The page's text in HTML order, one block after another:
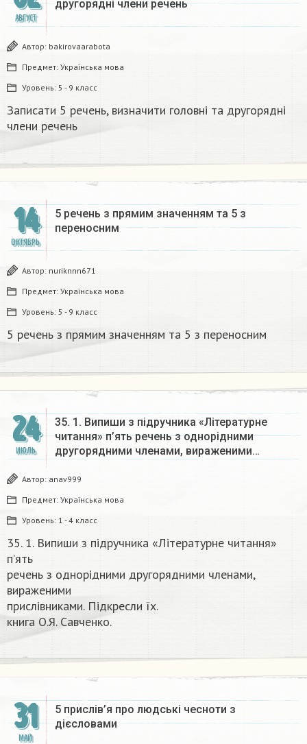
АВГУСТ
другорядні члени речень
Автор: bakirovaarabota
Предмет: Українська мова
Уровень: 5 - 9 класс
Записати 5 речень, визначити головні та другорядні
члени речень
14
ОКТЯБРЬ
5 речень з прямим значенням та 5 з
переносним
Автор: nuriknnn671
Предмет: Українська мова
Уровень: 5 - 9 класс
5 речень з прямим значенням та 5 з переносним
24
ИЮЛЬ
35. 1. Випиши з підручника «Літературне
читання» п’ять речень з однорідними
другорядними членами, вираженими…
Автор: anav999
Предмет: Українська мова
Уровень: 1 - 4 класс
35. 1. Випиши з підручника «Літературне читання»
п’ять
речень з однорідними другорядними членами,
вираженими
прислівниками. Підкресли їх.
книга О.Я. Савченко.​
31
МАЙ
5 прислів’я про людські чесноти з
дієсловами